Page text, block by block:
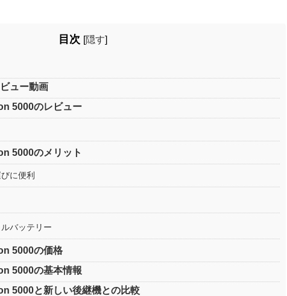
目次 [隠す]
ュー動画
5000のレビュー
5000のメリット
に便利
バッテリー
5000の価格
5000の基本情報
5000と新しい後継機との比較